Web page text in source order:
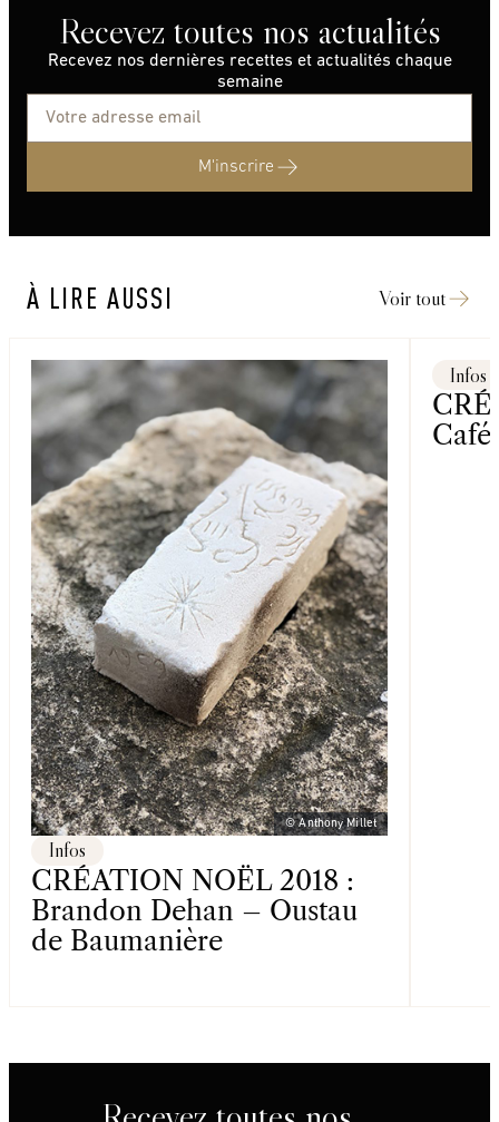
Recevez toutes nos actualités
Recevez nos dernières recettes et actualités chaque
semaine
M'inscrire
À LIRE AUSSI Voir tout
© Anthony Millet
Infos
CRÉATION NOËL 2018 :
Brandon Dehan – Oustau
de Baumanière
Infos